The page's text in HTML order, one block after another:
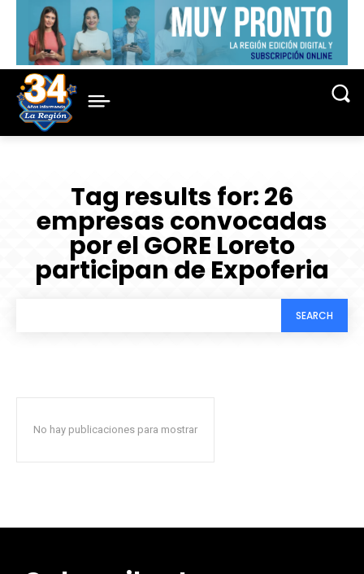
Tag results for:26
empresas convocadas
por el GORE Loreto
participan de Expoferia
SEARCH
No hay publicaciones para mostrar